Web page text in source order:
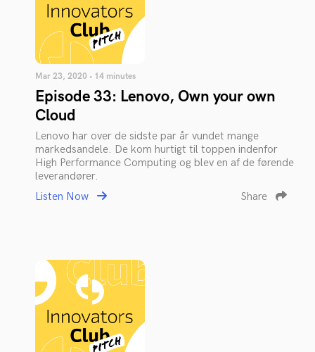
Mar 23, 2020 • 14 minutes
Episode 33: Lenovo, Own your own
Cloud
Lenovo har over de sidste par år vundet mange
markedsandele. De kom hurtigt til toppen indenfor
High Performance Computing og blev en af de førende
leverandører.
Listen Now
Share